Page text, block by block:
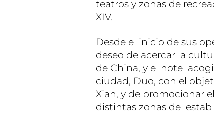
teatros y zonas de
XIV.
Desde el inicio de sus
deseo de acercar la
de China, y el hotel
ciudad, Duo, con el
Xian, y de promocionar
distintas zonas del